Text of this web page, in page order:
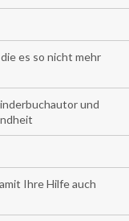
es so nicht mehr
und
Ihre Hilfe auch